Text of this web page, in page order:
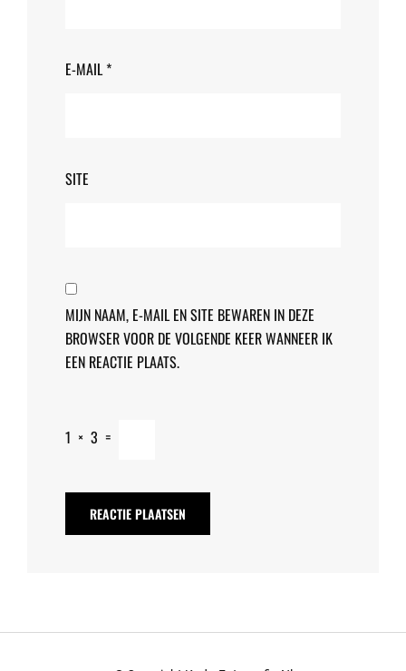
E-MAIL*
SITE
MIJN NAAM, E-MAIL EN SITE BEWAREN IN DEZE
BROWSER VOOR DE VOLGENDE KEER WANNEER IK
EEN REACTIE PLAATS.
1 × 3 =